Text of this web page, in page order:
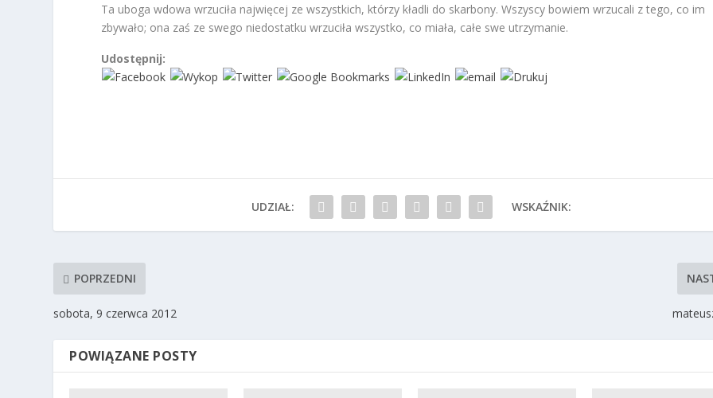
Ta uboga wdowa wrzuciła najwięcej ze wszystkich, którzy kładli do skarbony. Wszyscy bowiem wrzucali z tego, co im
zbywało; ona zaś ze swego niedostatku wrzuciła wszystko, co miała, całe swe utrzymanie.
Udostępnij:
UDZIAŁ: WSKAŹNIK:
POPRZEDNI
sobota, 9 czerwca 2012
POWIĄZANE POSTY